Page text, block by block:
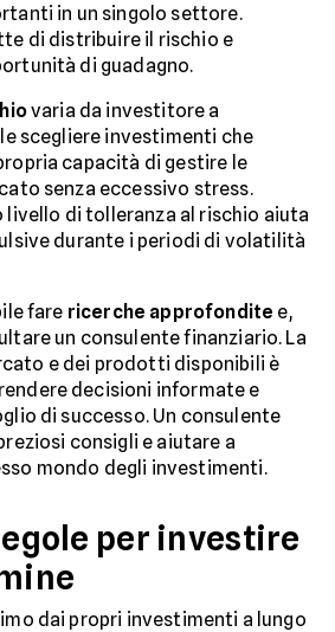
in un singolo settore.
di distribuire il rischio e
di guadagno.
varia da investitore a
scegliere investimenti che
capacità di gestire le
senza eccessivo stress.
livello di tolleranza al rischio aiuta
durante i periodi di volatilità
fare ricerche approfondite e,
un consulente finanziario. La
e dei prodotti disponibili è
decisioni informate e
di successo. Un consulente
consigli e aiutare a
mondo degli investimenti.
per investire
dai propri investimenti a lungo